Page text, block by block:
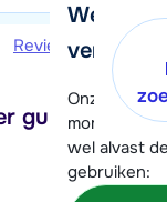
We
verder!
Onze
moment
wel alvast
gebruiken:
Reviews
gunstige